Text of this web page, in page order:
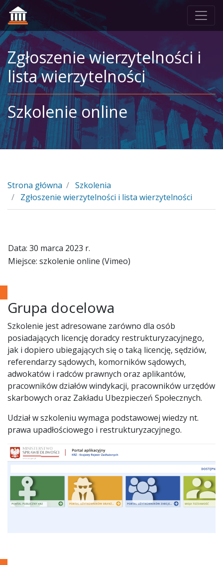
Zgłoszenie wierzytelności i
lista wierzytelności
Szkolenie online
Strona główna
Szkolenia
Zgłoszenie wierzytelności i lista wierzytelności
Data: 30 marca 2023 r.
Miejsce: szkolenie online (Vimeo)
Grupa docelowa
Szkolenie jest adresowane zarówno dla osób
posiadających licencję doradcy restrukturyzacyjnego,
jak i dopiero ubiegających się o taką licencję, sędziów,
referendarzy sądowych, komorników sądowych,
adwokatów i radców prawnych oraz aplikantów,
pracowników działów windykacji, pracowników urzędów
skarbowych oraz Zakładu Ubezpieczeń Społecznych.
Udział w szkoleniu wymaga podstawowej wiedzy nt.
prawa upadłościowego i restrukturyzacyjnego.